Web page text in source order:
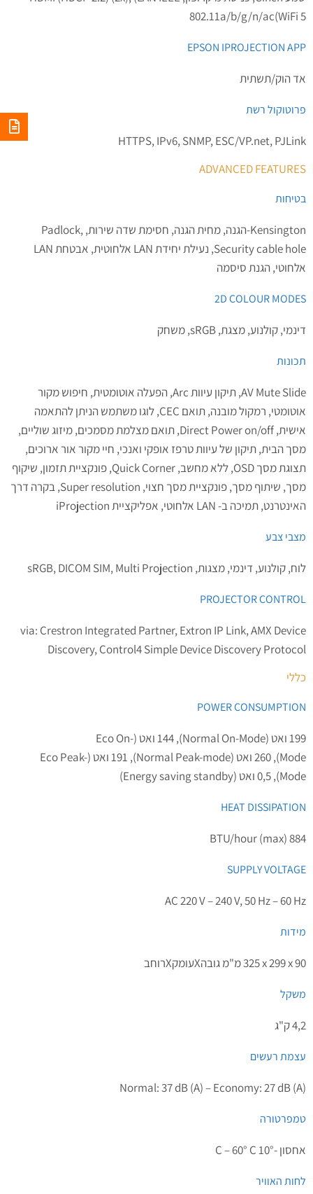
802.11a/b/g/n/ac(WiFi 5
EPSON IPROJECTION APP
אד הוק/תשתית
פרוטוקול רשת
HTTPS, IPv6, SNMP, ESC/VP.net, PJLink
ADVANCED FEATURES
בטיחות
Kensington-הגנה, מחית הגנה, חסימת שדה שירות, Padlock,
Security cable hole, נעילת יחידת LAN אלחוטית, אבטחת LAN
אלחוטי, הגנת סיסמה
2D COLOUR MODES
דינמי, קולנוע, מצגת, sRGB, משחק
תכונות
AV Mute Slide, תיקון עיוות Arc, הפעלה אוטומטית, חיפוש מקור
אוטומטי, רמקול מובנה, תואם CEC, לוגו משתמש הניתן להתאמה
אישית, Direct Power on/off, תואם מצלמת מסמכים, מיזוג שוליים,
מסך הבית, תיקון של עיוות טרפז אופקי ואנכי, חיי מקור אור ארוכים,
תצוגת מסך OSD, ללא מחשב, Quick Corner, פונקציית תזמון, שיקוף
מסך, שיתוף מסך, פונקציית מסך חצוי, Super resolution, בקרה דרך
האינטרנט, תמיכה ב- LAN אלחוטי, ‎אפליקציית iProjection
מצבי צבע
לוח, קולנוע, דינמי, מצגות, sRGB, DICOM SIM, Multi Projection
PROJECTOR CONTROL
via: Crestron Integrated Partner, Extron IP Link, AMX Device
Discovery, Control4 Simple Device Discovery Protocol
כללי
POWER CONSUMPTION
199 ואט (Normal On-Mode), 144 ואט (Eco On-
Mode), 260 ואט (Normal Peak-mode), 191 ואט (Eco Peak-
Mode), 0,5 ואט (Energy saving standby)
HEAT DISSIPATION
884 BTU/hour (max)
SUPPLY VOLTAGE
AC 220 V – 240 V, 50 Hz – 60 Hz
מידות
325‎ x 299 x 90 מ"מ גובהXעומקXרוחב
משקל
4,2 ק"ג
עצמת רעשים
Normal: 37 dB (A) – Economy: 27 dB (A)
טמפרטורה
אחסון -10° C – 60° C
לחות האוויר